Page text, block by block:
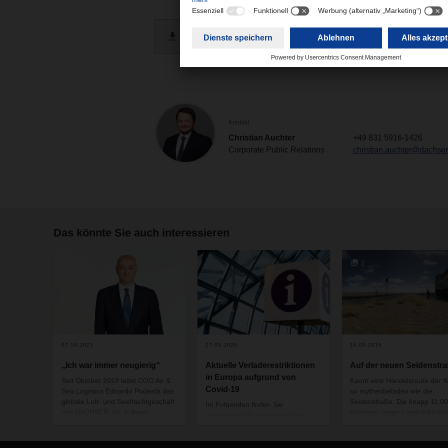
PDF (10,77 MB)
Kontakt
Christian Auchter
Corporate Public Relations
+49 831 5916-1426
Das könnte Sie auch interessieren
07.10.2021
„Ich war immer neugierig“
Seit Oktober 2019 leitet COO Air &
Sea Logistics Edoardo Podestà das
globale Luft- und Seefrachtgeschäft
verschiedenen Führungspositionen
27.03.2020
Aktuelle Verladerestriktionen
in Europa aufgrund von
Covid-19
Im Folgenden finden Sie
2
14.03.2016
Auf der neuen
Kaum eine Handelsroute der
so mythenbeladen wie die
Seidenstraße. Die knapp
Alternative zur Luft- und